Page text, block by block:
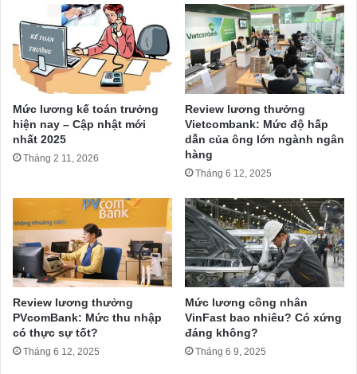
Mức lương kế toán trưởng
hiện nay – Cập nhật mới
nhất 2025
Tháng 2 11, 2026
Review lương thưởng
Vietcombank: Mức độ hấp
dẫn của ông lớn ngành ngân
hàng
Tháng 6 12, 2025
Review lương thưởng
PVcomBank: Mức thu nhập
có thực sự tốt?
Tháng 6 12, 2025
Mức lương công nhân
VinFast bao nhiêu? Có xứng
đáng không?
Tháng 6 9, 2025